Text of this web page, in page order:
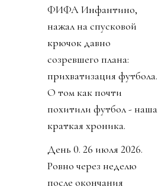
ФИФА Инфантино,
нажал на спусковой
крючок давно
созревшего плана:
прихватизация футбола.
О том как почти
похитили футбол - наша
краткая хроника.
День 0. 26 июля 2026.
Ровно через неделю
после окончания